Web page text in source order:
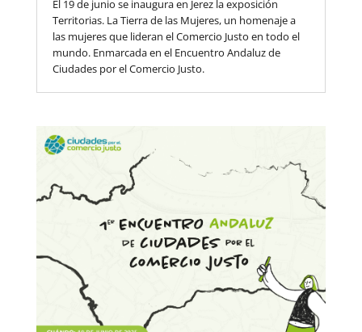
El 19 de junio se inaugura en Jerez la exposición
Territorias. La Tierra de las Mujeres, un homenaje a
las mujeres que lideran el Comercio Justo en todo el
mundo. Enmarcada en el Encuentro Andaluz de
Ciudades por el Comercio Justo.